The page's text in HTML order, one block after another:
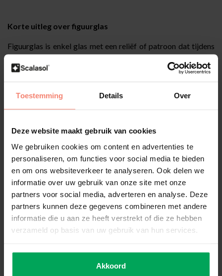
Toestemming Details Over
Deze website maakt gebruik van cookies
We gebruiken cookies om content en advertenties te
personaliseren, om functies voor social media te bieden
en om ons websiteverkeer te analyseren. Ook delen we
informatie over uw gebruik van onze site met onze
partners voor social media, adverteren en analyse. Deze
partners kunnen deze gegevens combineren met andere
informatie die u aan ze heeft verstrekt of die ze hebben
verzameld op basis van uw gebruik van hun services.
Akkoord
Korte uitleg over figuurglas
Figuurglas is enkel glas met een reliëf of patroon dat tijdens
het productieproces in het oppervlak wordt gewalst. Het
wordt vooral gebruikt om inkijk te beperken terwijl er toch
badkamerdeuren, toiletvensters, binnendeuren of
Figuurglas herkennen
Duidelijk voelbaar patroon op één zijde van het
glasoppervlak
geblokkeerd